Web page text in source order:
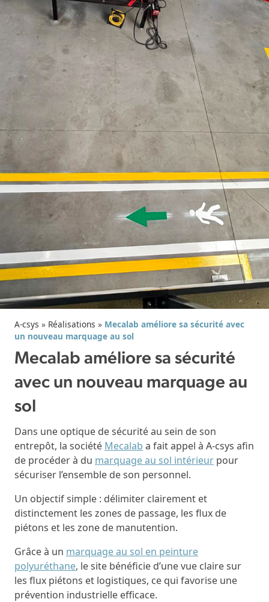
A-csys » Réalisations » Mecalab améliore sa sécurité avec
un nouveau marquage au sol
Mecalab améliore sa sécurité
avec un nouveau marquage au
sol
Dans une optique de sécurité au sein de son
entrepôt, la société Mecalab a fait appel à A-csys afin
de procéder à du marquage au sol intérieur pour
sécuriser l’ensemble de son personnel.
Un objectif simple : délimiter clairement et
distinctement les zones de passage, les flux de
piétons et les zone de manutention.
Grâce à un marquage au sol en peinture
polyuréthane, le site bénéficie d’une vue claire sur
les flux piétons et logistiques, ce qui favorise une
prévention industrielle efficace.